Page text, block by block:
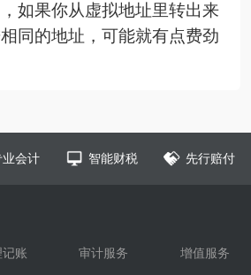
如果你从虚拟地址里转出来
同的地址，可能就有点费劲
业会计 智能财税 先行赔付
账 审计服务 增值服务